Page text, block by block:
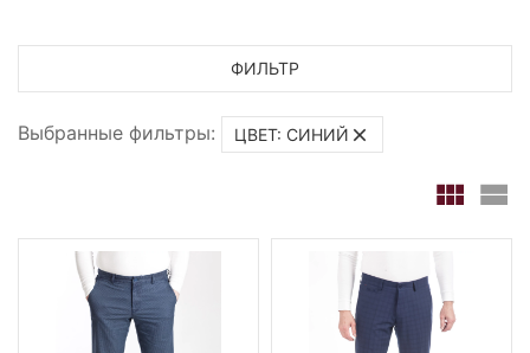
ФИЛЬТР
Выбранные фильтры: ЦВЕТ: СИНИЙ